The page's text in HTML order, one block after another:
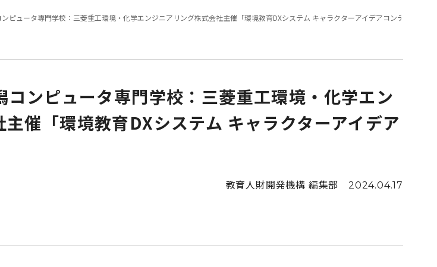
ンピュータ専門学校：三菱重工環境・化学エンジニアリング株式会社主催「環境教育DXシステム キャラクターアイデアコンテスト」を
コンピュータ専門学校：三菱重工環境・化学エン
催「環境教育DXシステム キャラクターアイデア
教育人財開発機構 編集部 2024.04.17